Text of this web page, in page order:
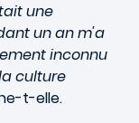
une
un an m'a
inconnu
culture
t-elle.